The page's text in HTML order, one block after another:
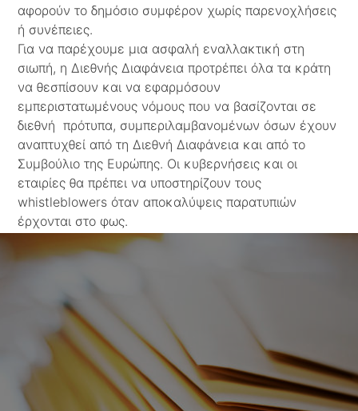
αφορούν το δημόσιο συμφέρον χωρίς παρενοχλήσεις
ή συνέπειες.
Για να παρέχουμε μια ασφαλή εναλλακτική στη
σιωπή, η Διεθνής Διαφάνεια προτρέπει όλα τα κράτη
να θεσπίσουν και να εφαρμόσουν
εμπεριστατωμένους νόμους που να βασίζονται σε
διεθνή πρότυπα, συμπεριλαμβανομένων όσων έχουν
αναπτυχθεί από τη Διεθνή Διαφάνεια και από το
Συμβούλιο της Ευρώπης. Οι κυβερνήσεις και οι
εταιρίες θα πρέπει να υποστηρίζουν τους
whistleblowers όταν αποκαλύψεις παρατυπιών
έρχονται στο φως.